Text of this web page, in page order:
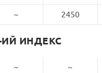
~ 2450
ИЙ ИНДЕКС
~ ~